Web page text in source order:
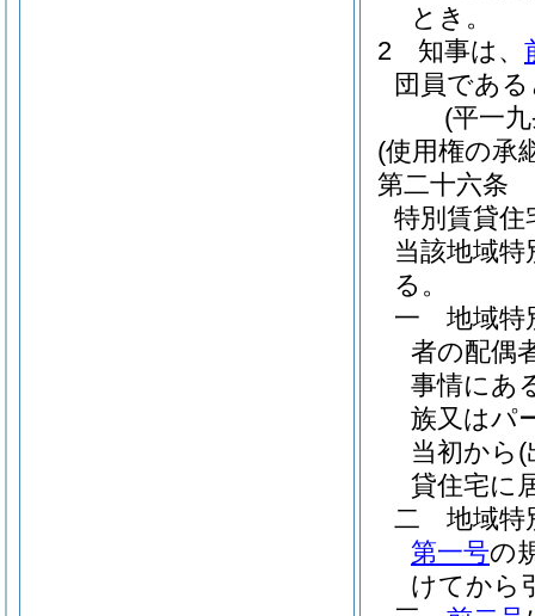
とき。
2
知事は、
団員であ
(平一
(使用権の承
第二十六条
特別賃貸
当該地域
る。
一
地域特
者の配偶
事情にあ
族又はパ
当初から (
貸住宅に
二
地域特
第一号の
けてから